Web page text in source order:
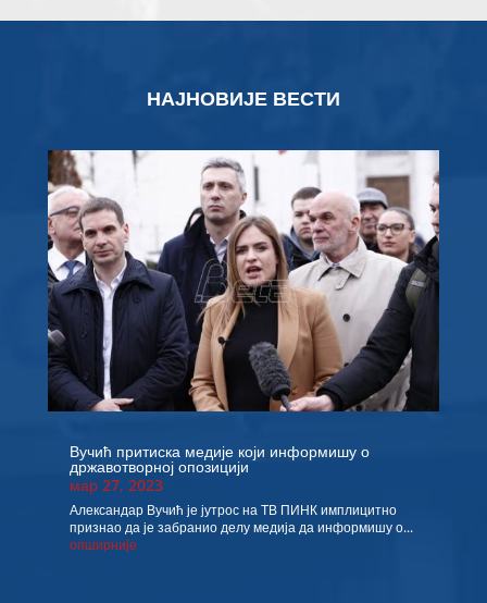
НАЈНОВИЈЕ ВЕСТИ
Вучић притиска медије који информишу о
државотворној опозицији
мар 27, 2023
Александар Вучић је јутрос на ТВ ПИНК имплицитно
признао да је забранио делу медија да информишу о...
опширније